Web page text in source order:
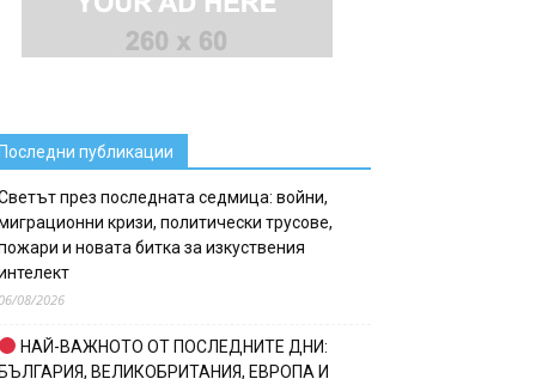
публикации
през последната седмица: войни,
кризи, политически трусове,
и новата битка за изкуствения
08/2026
НАЙ-ВАЖНОТО ОТ ПОСЛЕДНИТЕ ДНИ:
ВЕЛИКОБРИТАНИЯ, ЕВРОПА И